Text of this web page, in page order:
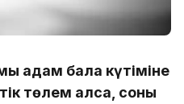
адам бала күтіміне
төлем алса, соның